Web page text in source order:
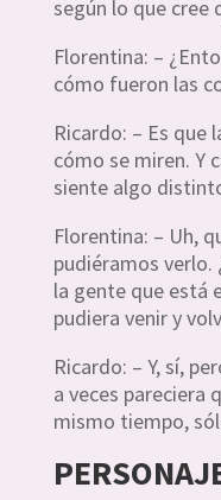
según lo que cree
Florentina: –
cómo fueron las
Ricardo: – Es que
cómo se miren. Y
siente algo
Florentina: – Uh,
pudiéramos verlo.
la gente que está
pudiera venir y
Ricardo: – Y, sí,
a veces pareciera
mismo tiempo,